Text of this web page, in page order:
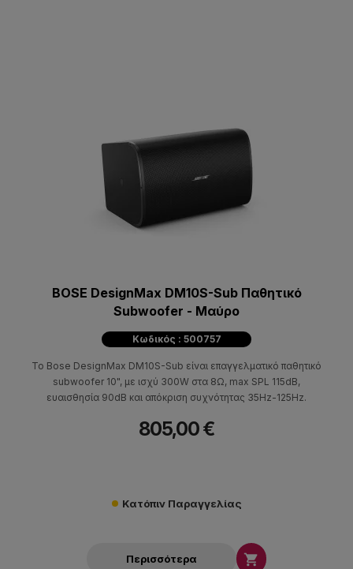
BOSE DesignMax DM10S-Sub Παθητικό
Subwoofer - Μαύρο
Κωδικός : 500757
Το Bose DesignMax DM10S-Sub είναι επαγγελματικό παθητικό
subwoofer 10", με ισχύ 300W στα 8Ω, max SPL 115dB,
ευαισθησία 90dB και απόκριση συχνότητας 35Hz-125Hz.
805,00 €
Κατόπιν Παραγγελίας
Περισσότερα 